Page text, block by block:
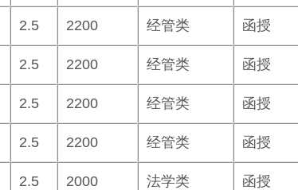
2.5 2200 经管类 函授
2.5 2200 经管类 函授
2.5 2200 经管类 函授
2.5 2200 经管类 函授
2.5 2000 法学类 函授